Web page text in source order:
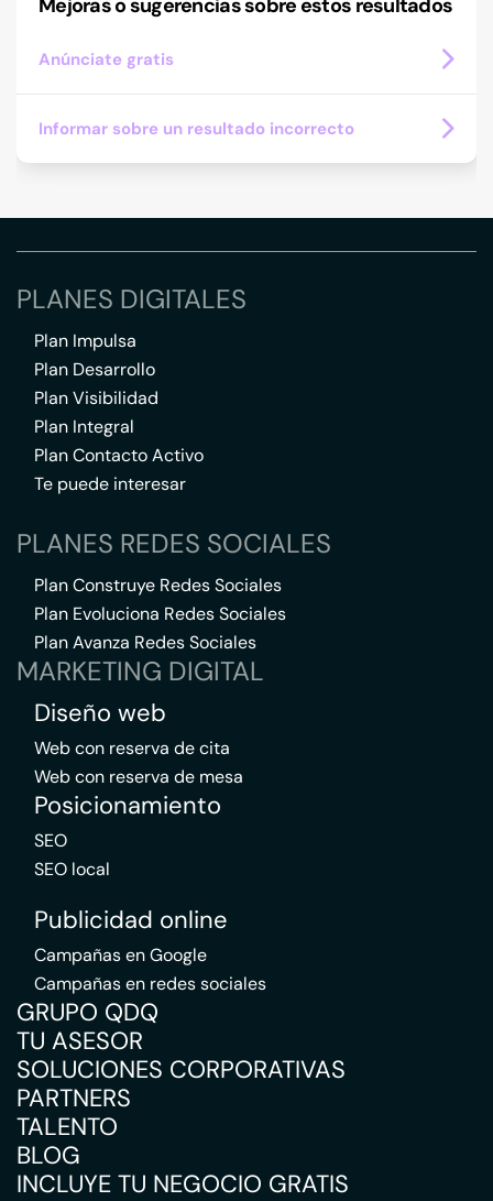
Mejoras o sugerencias sobre estos resultados
Anúnciate gratis
Informar sobre un resultado incorrecto
PLANES DIGITALES
Plan Impulsa
Plan Desarrollo
Plan Visibilidad
Plan Integral
Plan Contacto Activo
Te puede interesar
PLANES REDES SOCIALES
Plan Construye Redes Sociales
Plan Evoluciona Redes Sociales
Plan Avanza Redes Sociales
MARKETING DIGITAL
Diseño web
Web con reserva de cita
Web con reserva de mesa
Posicionamiento
SEO
SEO local
Publicidad online
Campañas en Google
Campañas en redes sociales
GRUPO QDQ
TU ASESOR
SOLUCIONES CORPORATIVAS
PARTNERS
TALENTO
BLOG
INCLUYE TU NEGOCIO GRATIS